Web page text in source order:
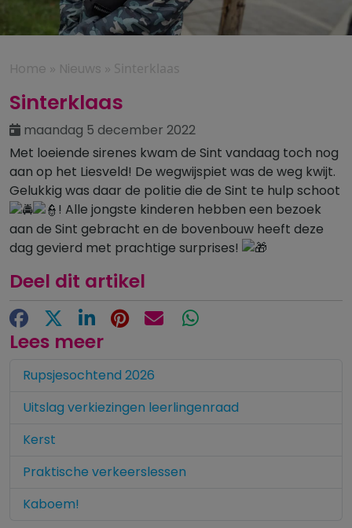
Home » Nieuws » Sinterklaas
Sinterklaas
maandag 5 december 2022
Met loeiende sirenes kwam de Sint vandaag toch nog
aan op het Liesveld! De wegwijspiet was de weg kwijt.
Gelukkig was daar de politie die de Sint te hulp schoot
! Alle jongste kinderen hebben een bezoek
aan de Sint gebracht en de bovenbouw heeft deze
dag gevierd met prachtige surprises!
Deel dit artikel
Facebook LinkedInPinterestE-mailWhatsApp
Lees meer
Rupsjesochtend 2026
Uitslag verkiezingen leerlingenraad
Kerst
Praktische verkeerslessen
Kaboem!